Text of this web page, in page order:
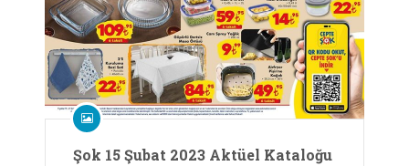
Şok 15 Şubat 2023 Aktüel Kataloğu